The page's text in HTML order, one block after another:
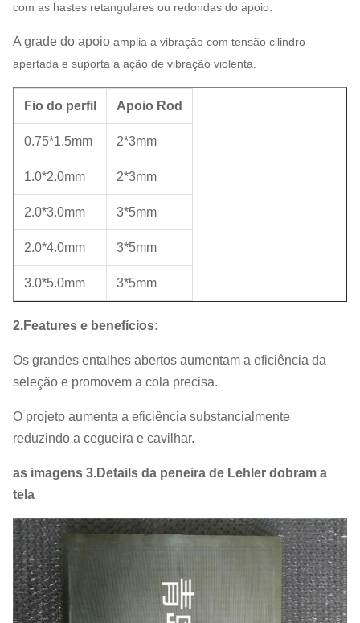
com as hastes retangulares ou redondas do apoio.
A grade do apoio amplia a vibração com tensão cilindro-
apertada e suporta a ação de vibração violenta.
Fio do perfil Apoio Rod
0.75*1.5mm 2*3mm
1.0*2.0mm 2*3mm
2.0*3.0mm 3*5mm
2.0*4.0mm 3*5mm
3.0*5.0mm 3*5mm
2.Features e benefícios:
Os grandes entalhes abertos aumentam a eficiência da
seleção e promovem a cola precisa.
O projeto aumenta a eficiência substancialmente
reduzindo a cegueira e cavilhar.
as imagens 3.Details da peneira de Lehler dobram a
tela